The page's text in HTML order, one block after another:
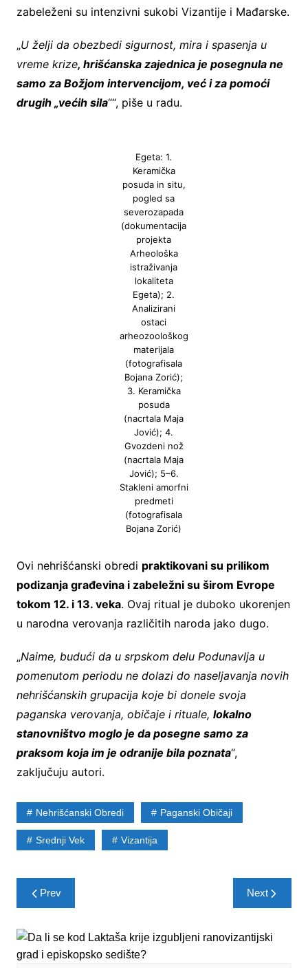
zabeleženi su intenzivni sukobi Vizantije i Mađarske.
„U želji da obezbedi sigurnost, mira i spasenja u
vreme krize, hrišćanska zajednica je posegnula ne
samo za Božjom intervencijom, već i za pomoći
drugih „većih sila““, piše u radu.
Egeta: 1.
Keramička
posuda in situ,
pogled sa
severozapada
(dokumentacija
projekta
Arheološka
istraživanja
lokaliteta
Egeta); 2.
Analizirani
ostaci
arheozoološkog
materijala
(fotografisala
Bojana Zorić);
3. Keramička
posuda
(nacrtala Maja
Jović); 4.
Gvozdeni nož
(nacrtala Maja
Jović); 5–6.
Stakleni amorfni
predmeti
(fotografisala
Bojana Zorić)
Ovi nehrišćanski obredi praktikovani su prilikom
podizanja građevina i zabeležni su širom Evrope
tokom 12. i 13. veka. Ovaj ritual je duboko ukorenjen
u narodna verovanja različitih naroda jako dugo.
„Naime, budući da u srpskom delu Podunavlja u
pomenutom periodu ne dolazi do naseljavanja novih
nehrišćanskih grupacija koje bi donele svoja
paganska verovanja, običaje i rituale, lokalno
stanovništvo moglo je da posegne samo za
praksom koja im je odranije bila poznata“,
zaključuju autori.
Nehrišćanski Obredi Paganski Običaji
Srednji Vek Vizantija
Post
navigation
Prev Next